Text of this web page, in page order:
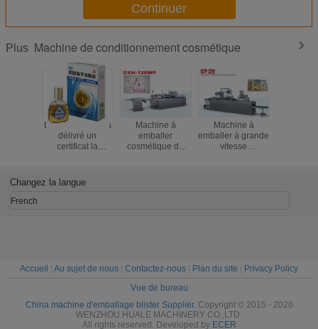
Continuer
Plus Machine de conditionnement cosmétique
Le CE ISO9001 a
délivré un
certificat la
automatique pour
la boîte
Machine à
emballer
cosmétique de
Machine à
emballer à grande
vitesse
Changez la langue
French
Accueil Au sujet de nous Contactez-nous Plan du site
Privacy Policy
Vue de bureau
China machine d'emballage blister Supplier. Copyright © 2015 - 2026
WENZHOU HUALE MACHINERY CO.,LTD.
All rights reserved. Developed by ECER